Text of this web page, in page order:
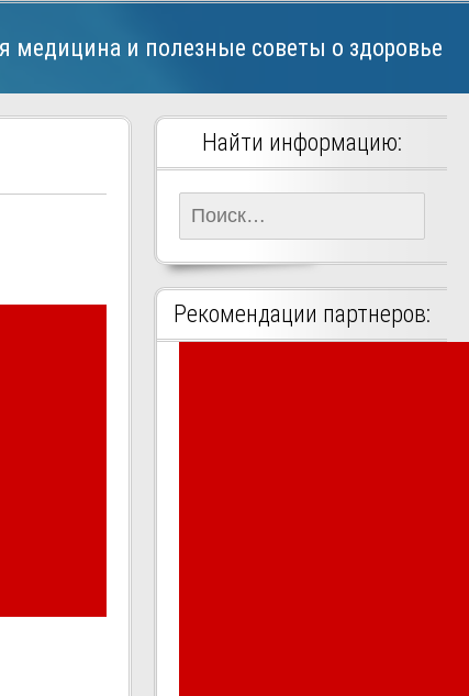
медицина и полезные советы о здоровье
Найти информацию:
Рекомендации партнеров: